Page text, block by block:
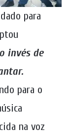
para
invés de
para o
na voz